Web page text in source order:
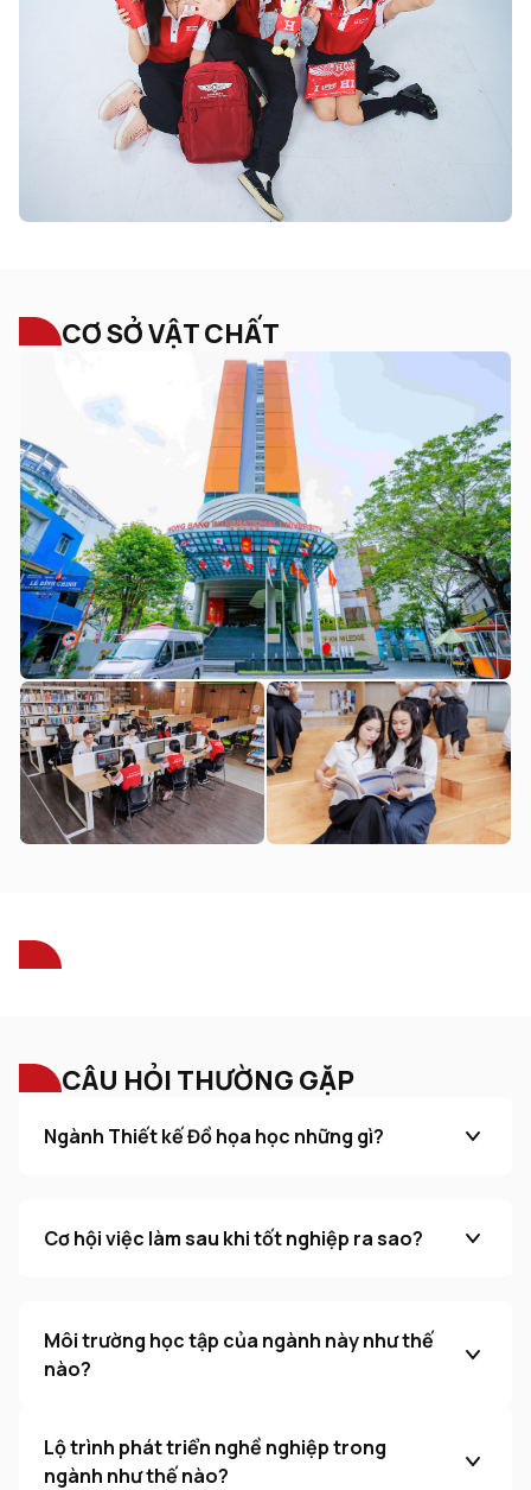
CƠ SỞ VẬT CHẤT
CÂU HỎI THƯỜNG GẶP
Ngành Thiết kế Đồ họa học những gì?
Cơ hội việc làm sau khi tốt nghiệp ra sao?
Môi trường học tập của ngành này như thế
nào?
Lộ trình phát triển nghề nghiệp trong
ngành như thế nào?